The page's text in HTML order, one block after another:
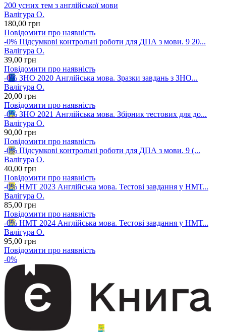
200 усних тем з англійської мови
Валігура О.
180,00 грн
Повідомити про наявність
-0% Підсумкові контрольні роботи для ДПА з мови. 9 20...
Валігура О.
39,00 грн
Повідомити про наявність
-0% ЗНО 2020 Англійська мова. Зразки завдань з ЗНО...
Валігура О.
20,00 грн
Повідомити про наявність
-0% ЗНО 2021 Англійська мова. Збірник тестових для до...
Валігура О.
90,00 грн
Повідомити про наявність
-0% Підсумкові контрольні роботи для ДПА з мови. 9 (...
Валігура О.
40,00 грн
Повідомити про наявність
-0% НМТ 2023 Англійська мова. Тестові завдання у НМТ...
Валігура О.
85,00 грн
Повідомити про наявність
-0% НМТ 2024 Англійська мова. Тестові завдання у НМТ...
Валігура О.
95,00 грн
Повідомити про наявність
-0%